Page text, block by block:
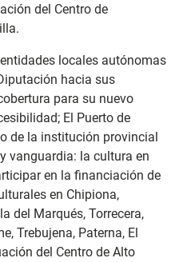
del Centro de
locales autónomas
hacia sus
para su nuevo
El Puerto de
de la institución provincial
vanguardia: la cultura en
en la financiación de
en Chipiona,
del Marqués, Torrecera,
Trebujena, Paterna, El
del Centro de Alto